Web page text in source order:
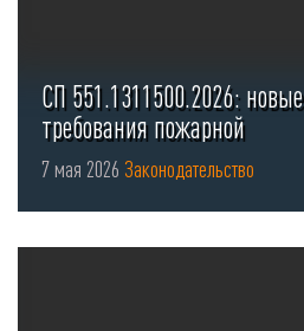
СП 551.1311500.2026: новые
требования пожарной
безопасности для стоянок ...
7 мая 2026 Законодательство